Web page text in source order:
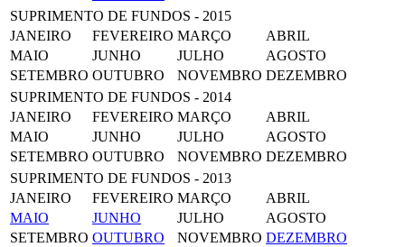
SUPRIMENTO DE FUNDOS - 2015
JANEIRO
FEVEREIRO MARÇO
ABRIL
MAIO
JUNHO JULHO
AGOSTO
SETEMBRO OUTUBRO NOVEMBRO DEZEMBRO
SUPRIMENTO DE FUNDOS - 2014
JANEIRO
FEVEREIRO MARÇO
ABRIL
MAIO
JUNHO JULHO
AGOSTO
SETEMBRO OUTUBRO NOVEMBRO DEZEMBRO
SUPRIMENTO DE FUNDOS - 2013
JANEIRO
FEVEREIRO MARÇO
ABRIL
MAIO
JUNHO JULHO
AGOSTO
SETEMBRO OUTUBRO NOVEMBRO DEZEMBRO